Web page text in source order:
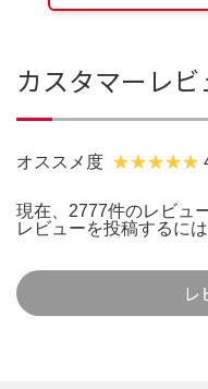
カスタマーレビ
オススメ度
現在、2777件のレビュ
レビューを投稿するには
レ